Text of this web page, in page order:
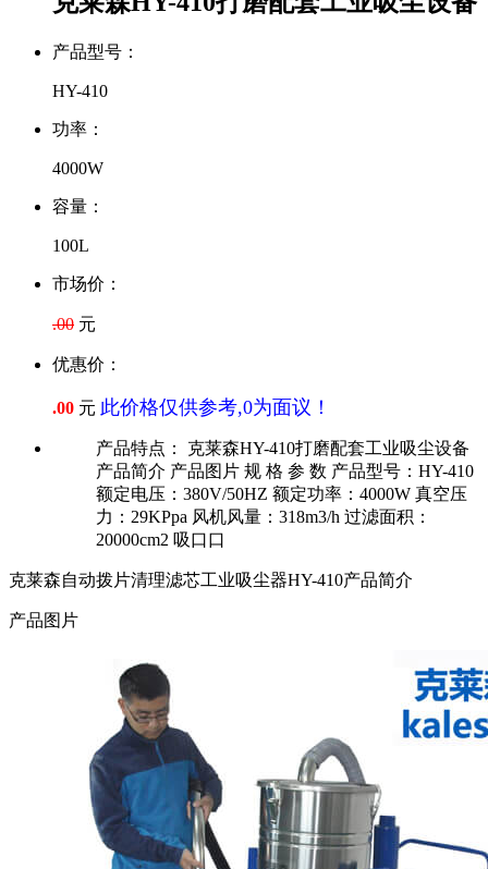
产品型号：
HY-410
功率：
4000W
容量：
100L
市场价：
.00 元
优惠价：
.00 元 此价格仅供参考,0为面议！
产品特点：
克莱森HY-410打磨配套工业吸尘设备
产品简介 产品图片 规 格 参 数 产品型号：HY-410
额定电压：380V/50HZ 额定功率：4000W 真空压
力：29KPpa 风机风量：318m3/h 过滤面积：
20000cm2 吸口口
克莱森自动拨片清理滤芯工业吸尘器HY-410产品简介
产品图片